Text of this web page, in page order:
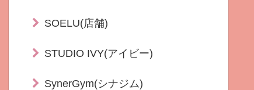
SOELU(店舗)
STUDIO IVY(アイビー)
SynerGym(シナジム)